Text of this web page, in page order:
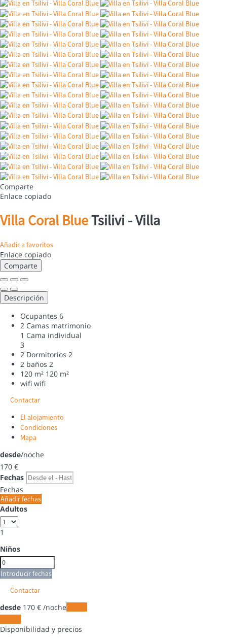
Comparte
Enlace copiado
Villa Coral BlueTsilivi -Villa
Añadir a favoritos
Enlace copiado
Comparte
Descripción
Ocupantes 6
2 Camas matrimonio
1 Cama individual
3
2 Dormitorios 2
2 baños 2
120 m² 120 m²
wifi wifi
Contactar
El alojamiento
Condiciones
Mapa
desde/noche
170 €
Fechas
Fechas
Añadir fechas
Adultos
1
Niños
Introducir fechas
Contactar
desde 170 € /noche
Disponibilidad y precios